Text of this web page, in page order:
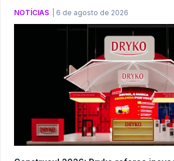
NOTÍCIAS 6 de agosto de 2026